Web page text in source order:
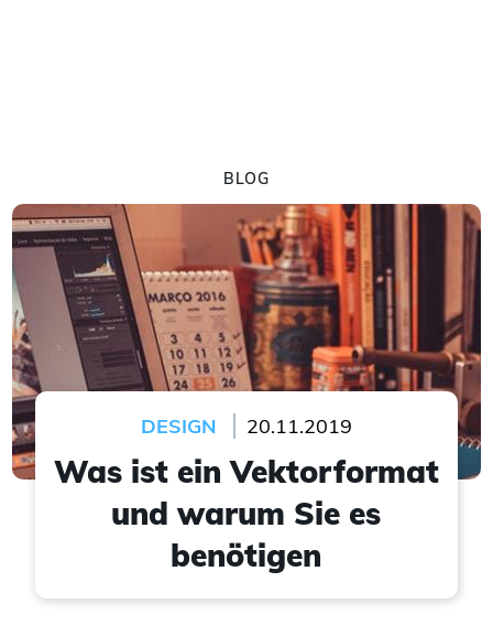
BLOG
DESIGN 20.11.2019
Was ist ein Vektorformat
und warum Sie es
benötigen